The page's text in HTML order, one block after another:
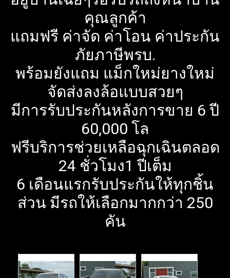
คุณลูกค้า
แถมฟรี ค่าจัด ค่าโอน ค่าประกัน
ภัยภาษีพรบ.
พร้อมยังแถม แม็กใหม่ยางใหม่
จัดส่งลงล้อแบบสวยๆ
มีการรับประกันหลังการขาย 6 ปี
60,000 โล
ฟรีบริการช่วยเหลือฉุกเฉินตลอด
24 ชั่วโมง1 ปีเต็ม
6 เดือนแรกรับประกันให้ทุกชิ้น
ส่วน มีรถให้เลือกมากกว่า 250
คัน